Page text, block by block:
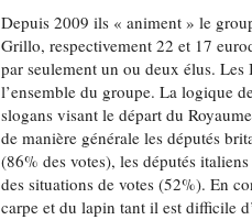
Depuis 2009 ils « animent » le
Grillo, respectivement 22 et 17
par seulement un ou deux élus.
l’ensemble du groupe. La logique
slogans visant le départ du
de manière générale les députés
(86% des votes), les députés
des situations de votes (52%). En
carpe et du lapin tant il est difficile